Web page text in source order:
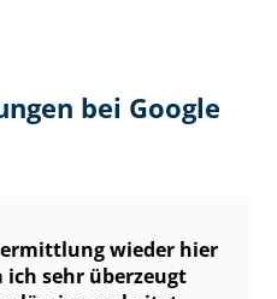
bei Google
wieder hier
sehr überzeugt